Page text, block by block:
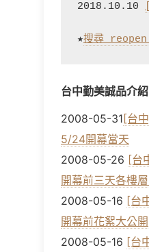
2018.10.10
★搜尋 reopen
台中勤美誠品介紹
2008-05-31 [台
5/24開幕當天
2008-05-26 [台
開幕前三天各樓
2008-05-16 [台
開幕前花絮大公開
2008-05-16 [台